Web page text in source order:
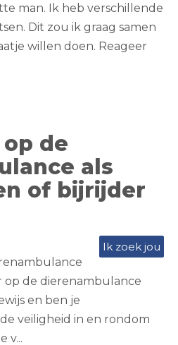
man. Ik heb verschillende
Dit zou ik graag samen
willen doen. Reageer
de
als
of bijrijder
Ik zoek jou
de dierenambulance
en ben je
veiligheid in en rondom
v...